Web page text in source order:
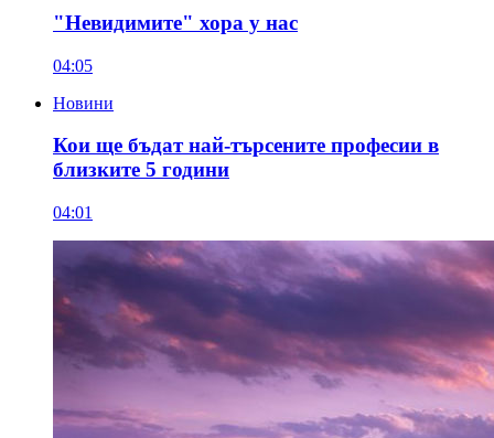
"Невидимите" хора у нас
04:05
Новини
Кои ще бъдат най-търсените професии в
близките 5 години
04:01